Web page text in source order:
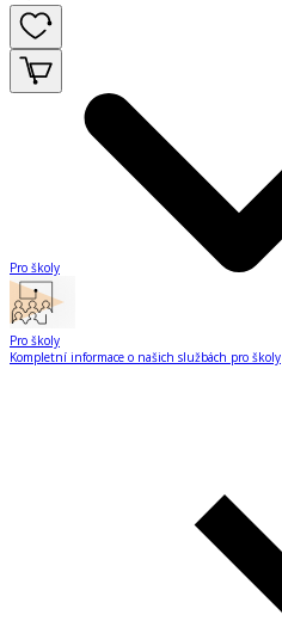
Pro školy
Pro školy
Kompletní informace o našich službách pro školy